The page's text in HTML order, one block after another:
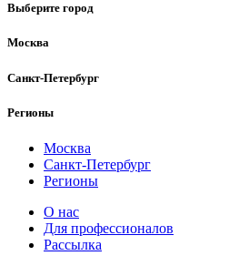
Выберите город
Москва
Санкт-Петербург
Регионы
Москва
Санкт-Петербург
Регионы
О нас
Для профессионалов
Рассылка